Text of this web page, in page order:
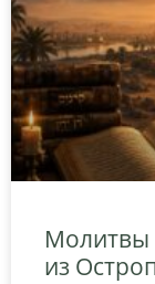
Молитвы
из